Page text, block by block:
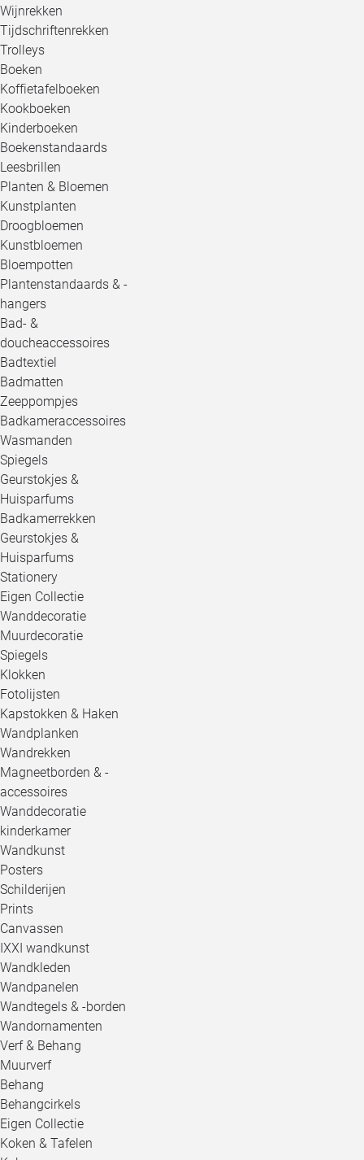
Wijnrekken
Tijdschriftenrekken
Trolleys
Boeken
Koffietafelboeken
Kookboeken
Kinderboeken
Boekenstandaards
Leesbrillen
Planten & Bloemen
Kunstplanten
Droogbloemen
Kunstbloemen
Bloempotten
Plantenstandaards & -
hangers
Bad- &
doucheaccessoires
Badtextiel
Badmatten
Zeeppompjes
Badkameraccessoires
Wasmanden
Spiegels
Geurstokjes &
Huisparfums
Badkamerrekken
Geurstokjes &
Huisparfums
Stationery
Eigen Collectie
Wanddecoratie
Muurdecoratie
Spiegels
Klokken
Fotolijsten
Kapstokken & Haken
Wandplanken
Wandrekken
Magneetborden & -
accessoires
Wanddecoratie
kinderkamer
Wandkunst
Posters
Schilderijen
Prints
Canvassen
IXXI wandkunst
Wandkleden
Wandpanelen
Wandtegels & -borden
Wandornamenten
Verf & Behang
Muurverf
Behang
Behangcirkels
Eigen Collectie
Koken & Tafelen